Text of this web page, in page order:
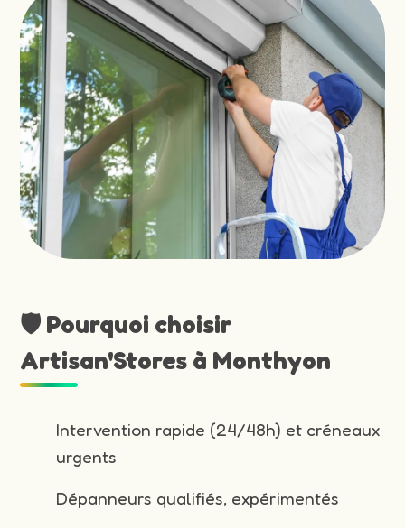
🛡️ Pourquoi choisir
Artisan'Stores à Monthyon
Intervention rapide (24/48h) et créneaux
urgents
Dépanneurs qualifiés, expérimentés